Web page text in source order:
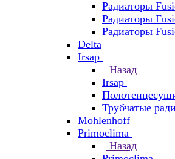
Радиаторы
Радиаторы
Радиаторы
Delta
Irsap
Назад
Irsap
Трубчатые
Mohlenhoff
Primoclima
Назад